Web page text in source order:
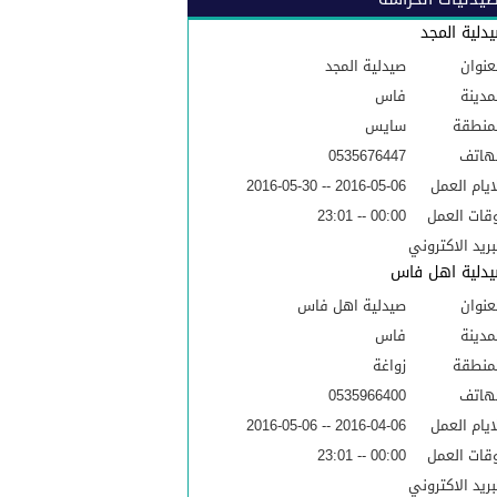
المجد
صيدلية المجد
فاس
سايس
0535676447
العمل
2016-05-06 -- 2016-05-30
العمل
00:00 -- 23:01
الاكتروني
اهل فاس
صيدلية اهل فاس
فاس
زواغة
0535966400
العمل
2016-04-06 -- 2016-05-06
العمل
00:00 -- 23:01
الاكتروني